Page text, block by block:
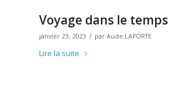
Voyage dans le temps
janvier 23, 2023 / par Aude LAPORTE
Lire la suite